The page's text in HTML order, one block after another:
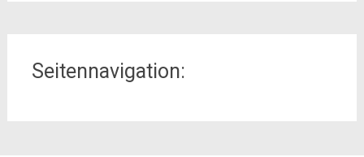
Seitennavigation: